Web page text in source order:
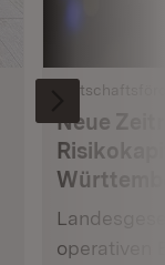
Neue
operativen